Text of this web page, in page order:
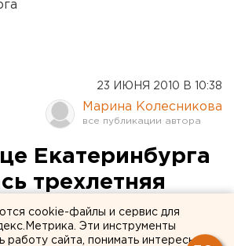
23 ИЮНЯ 2010 В 10:38
Марина Колесникова
Екатеринбурга
трехлетняя
детского
cookie-файлы и сервис для
Эти инструменты
работу сайта, понимать интересы